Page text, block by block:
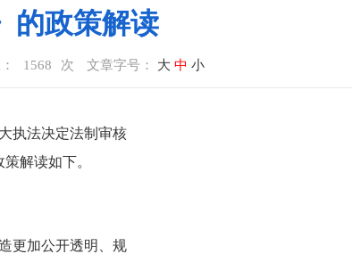
的政策解读
1568 次 文章字号： 大 中 小
执法决定法制审核
解读如下。
更加公开透明、规